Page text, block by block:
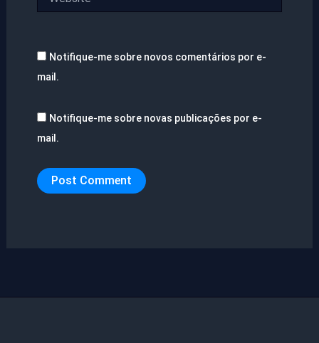
Notifique-me sobre novos comentários por e-
mail.
Notifique-me sobre novas publicações por e-
mail.